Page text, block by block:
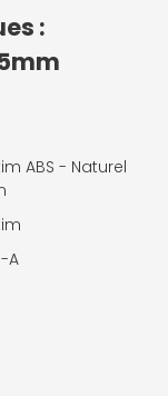
:
ABS - Naturel
A